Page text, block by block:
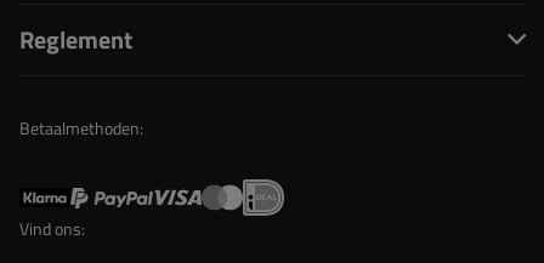
Reglement
Betaalmethoden:
Vind ons: